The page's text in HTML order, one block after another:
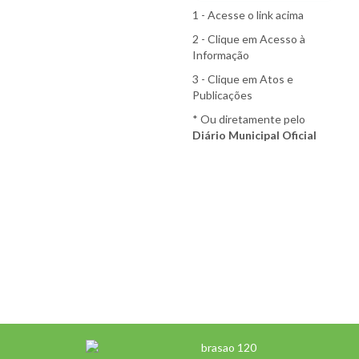
1 - Acesse o link acima
2 - Clique em Acesso à
Informação
3 - Clique em Atos e
Publicações
* Ou diretamente pelo
Diário Municipal Oficial